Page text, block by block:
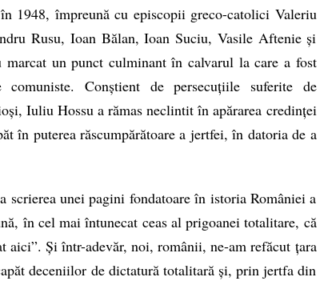
1948, împreună cu episcopii greco-catolici Valeriu
Rusu, Ioan Bălan, Ioan Suciu, Vasile Aftenie și
un punct culminant în calvarul la care a fost
comuniste. Conștient de persecuțiile suferite de
Iuliu Hossu a rămas neclintit în apărarea credinței
în puterea răscumpărătoare a jertfei, în datoria de a
scrierea unei pagini fondatoare în istoria României a
în cel mai întunecat ceas al prigoanei totalitare, că
aici”. Și într-adevăr, noi, românii, ne-am refăcut țara
deceniilor de dictatură totalitară și, prin jertfa din